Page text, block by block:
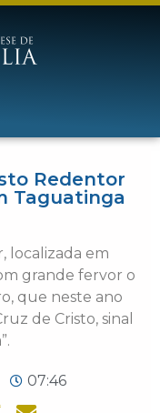
Redentor
Taguatinga
localizada em
grande fervor o
que neste ano
de Cristo, sinal
07:46